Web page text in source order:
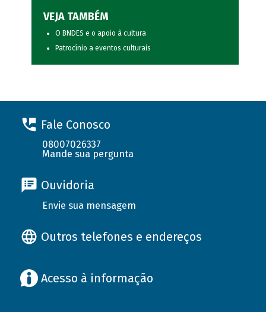
VEJA TAMBÉM
O BNDES e o apoio à cultura
Patrocínio a eventos culturais
Fale Conosco
08007026337
Mande sua pergunta
Ouvidoria
Envie sua mensagem
Outros telefones e endereços
Acesso à informação